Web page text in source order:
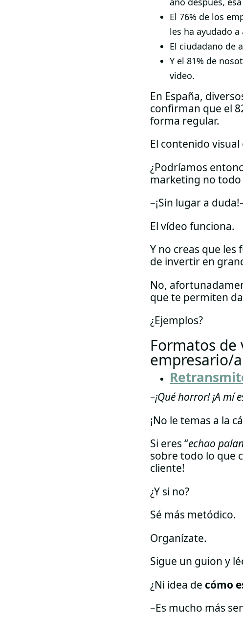
El 76% de los
les ha ayudado
El ciudadano de
Y el 81% de
video.
En España,
confirman que el
forma regular.
El contenido
¿Podríamos
marketing no todo
–¡Sin lugar a
El vídeo funciona.
Y no creas que
de invertir en
No,
que te permiten
¿Ejemplos?
Formatos
empresario/
–¡Qué horror! ¡A mí
¡No le temas a la
Si eres “echao
sobre todo lo que
cliente!
¿Y si no?
Sé más metódico.
Organízate.
Sigue un guion y
¿Ni idea de cómo
–Es mucho más